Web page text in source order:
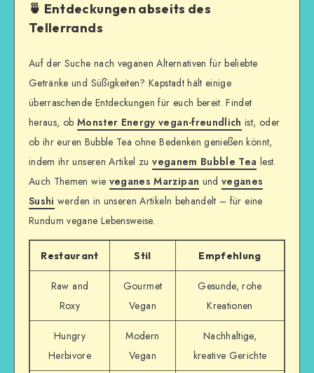
🍵 Entdeckungen abseits des
Tellerrands
Auf der Suche nach veganen Alternativen für beliebte
Getränke und Süßigkeiten? Kapstadt hält einige
überraschende Entdeckungen für euch bereit. Findet
heraus, ob Monster Energy vegan-freundlich ist, oder
ob ihr euren Bubble Tea ohne Bedenken genießen könnt,
indem ihr unseren Artikel zuveganem Bubble Tea lest.
Auch Themen wie veganes Marzipan und veganes
Sushi werden in unseren Artikeln behandelt – für eine
Rundum vegane Lebensweise.
Restaurant Stil Empfehlung
Raw and
Roxy
Gourmet
Vegan
Gesunde, rohe
Kreationen
Hungry
Herbivore
Modern
Vegan
Nachhaltige,
kreative Gerichte